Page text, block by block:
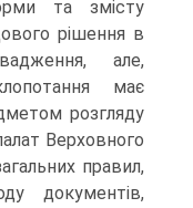
та змісту
рішення в
але,
має
розгляду
Верховного
правил,
документів,